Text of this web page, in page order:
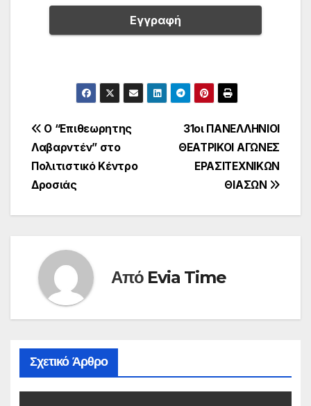
Πλοήγηση
άρθρων
31οι ΠΑΝΕΛΛΗΝΙΟΙ
ΘΕΑΤΡΙΚΟΙ ΑΓΩΝΕΣ
ΕΡΑΣΙΤΕΧΝΙΚΩΝ
ΘΙΑΣΩΝ
Ο “Επιθεωρητης
Λαβαρντέν” στο
Πολιτιστικό Κέντρο
Δροσιάς
Από Evia Time
Σχετικό Άρθρο